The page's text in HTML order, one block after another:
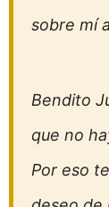
sobre mí
Bendito
que no
Por eso